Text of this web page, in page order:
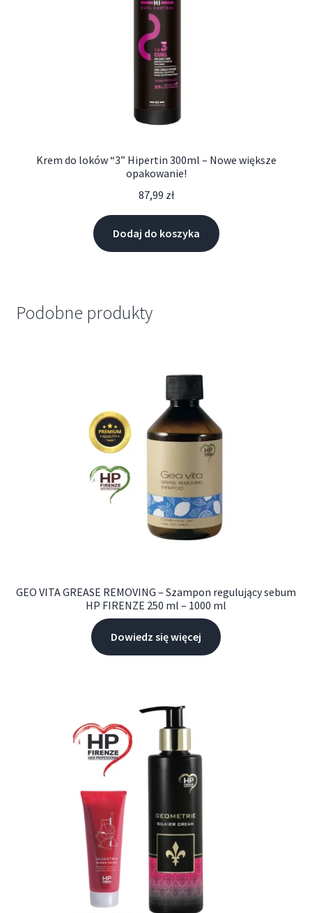
Krem do loków “3” Hipertin 300ml – Nowe większe
opakowanie!
87,99 zł
Dodaj do koszyka
Podobne produkty
GEO VITA GREASE REMOVING – Szampon regulujący sebum
HP FIRENZE 250 ml – 1000 ml
Dowiedz się więcej